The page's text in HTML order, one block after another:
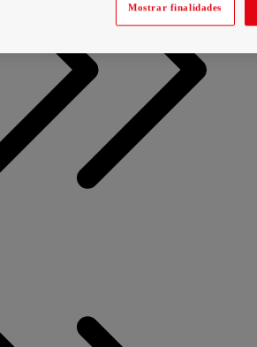
Mostrar finalidades